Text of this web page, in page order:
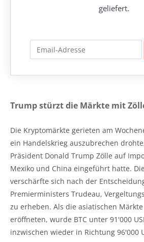
geliefert.
Trump stürzt die Märkte mit
Die Kryptomärkte gerieten am
ein Handelskrieg auszubrechen
Präsident Donald Trump Zölle auf
Mexiko und China eingeführt hatte.
verschärfte sich nach der
Premierministers Trudeau,
zu erheben. Als die asiatischen
eröffneten, wurde BTC unter 91'000
inzwischen wieder in Richtung 96'000